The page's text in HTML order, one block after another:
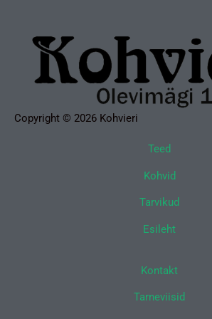
Copyright © 2026 Kohvieri
Teed
Kohvid
Tarvikud
Esileht
Kontakt
Tarneviisid